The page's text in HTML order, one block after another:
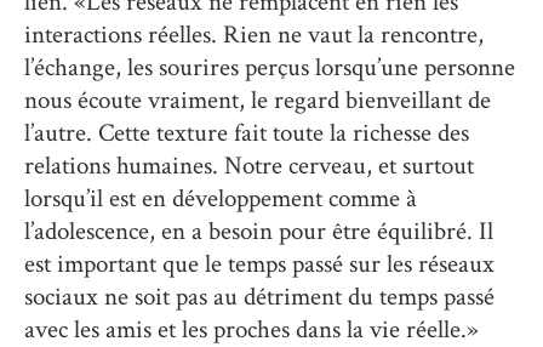
interactions réelles. Rien ne vaut la rencontre,
l’échange, les sourires perçus lorsqu’une personne
nous écoute vraiment, le regard bienveillant de
l’autre. Cette texture fait toute la richesse des
relations humaines. Notre cerveau, et surtout
lorsqu’il est en développement comme à
l’adolescence, en a besoin pour être équilibré. Il
est important que le temps passé sur les réseaux
sociaux ne soit pas au détriment du temps passé
avec les amis et les proches dans la vie réelle.»